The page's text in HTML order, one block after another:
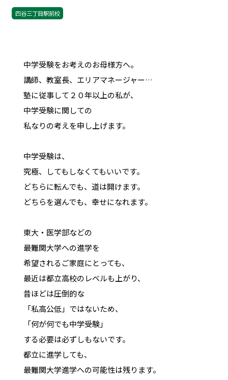
四谷三丁目駅前校
中学受験をお考えのお母様方へ。
講師、教室長、エリアマネージャー…
塾に従事して２０年以上の私が、
中学受験に関しての
私なりの考えを申し上げます。
中学受験は、
究極、してもしなくてもいいです。
どちらに転んでも、道は開けます。
どちらを選んでも、幸せになれます。
東大・医学部などの
最難関大学への進学を
希望されるご家庭にとっても、
最近は都立高校のレベルも上がり、
昔ほどは圧倒的な
「私高公低」ではないため、
「何が何でも中学受験」
する必要は必ずしもないです。
都立に進学しても、
最難関大学進学への可能性は残ります。